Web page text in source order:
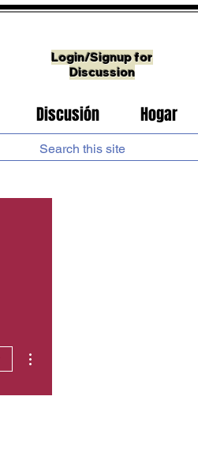
Login/Signup for
Discussion
Discusión Hogar